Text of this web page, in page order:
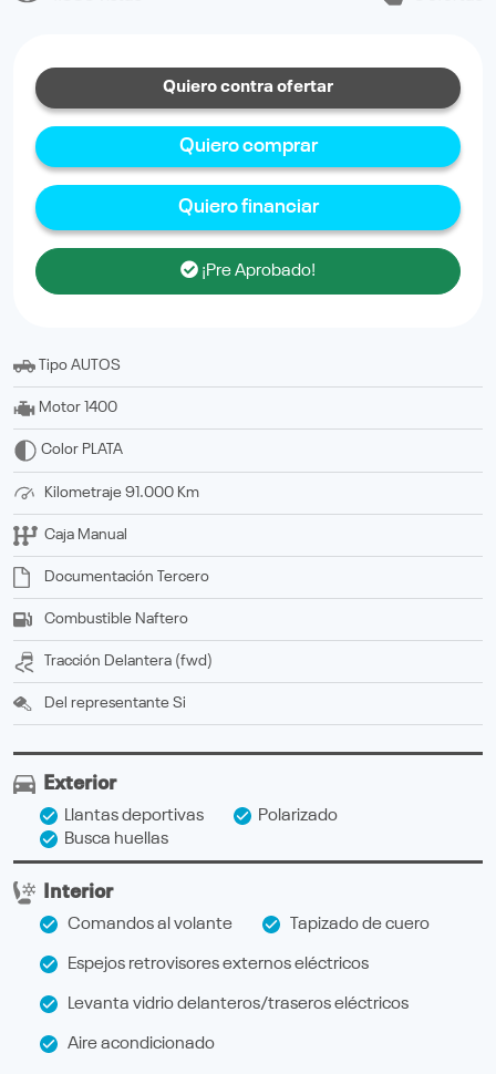
Quiero contra ofertar
Quiero comprar
Quiero financiar
¡Pre Aprobado!
Tipo AUTOS
Motor 1400
Color PLATA
Kilometraje 91.000 Km
Caja Manual
Documentación tercero
Combustible Naftero
Tracción delantera (fwd)
Del representante Si
Exterior
Llantas deportivas
Polarizado
Busca huellas
Interior
Comandos al volante Tapizado de cuero
Espejos retrovisores externos eléctricos
Levanta vidrio delanteros/traseros eléctricos
Aire acondicionado